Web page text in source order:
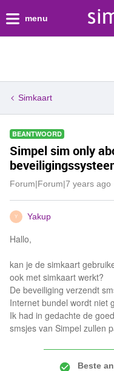
menu
Simkaart
BEANTWOORD
Simpel sim only
Forum|Forum|7 years ago
Y Yakup
Hallo,
kan je de simkaart
ook met simkaart werkt?
De beveiliging verzendt
Internet bundel wordt niet
Ik had in gedachte de
smsjes van Simpel zullen
Beste